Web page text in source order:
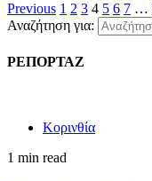
Previous 1 2 3 4 5 6 7 …
Αναζήτηση για:
ΡΕΠΟΡΤΑΖ
Κορινθία
1 min read